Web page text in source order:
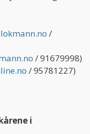
/
/ 91679998)
/ 95781227)
i